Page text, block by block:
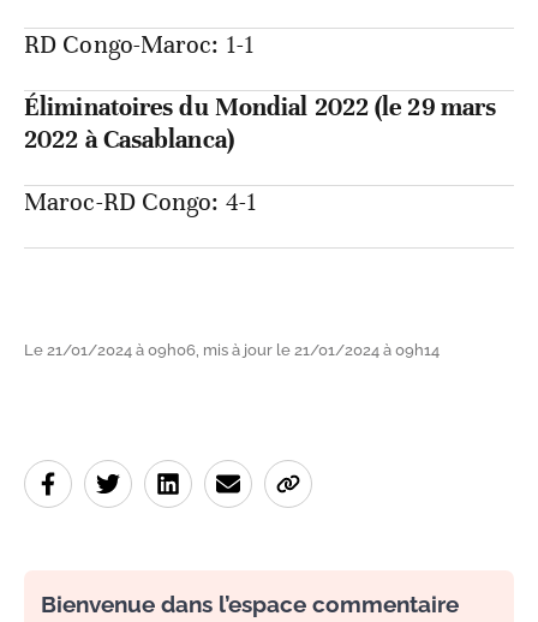
RD Congo-Maroc: 1-1
Éliminatoires du Mondial 2022 (le 29 mars
2022 à Casablanca)
Maroc-RD Congo: 4-1
Le 21/01/2024 à 09h06, mis à jour le 21/01/2024 à 09h14
Bienvenue dans l’espace commentaire